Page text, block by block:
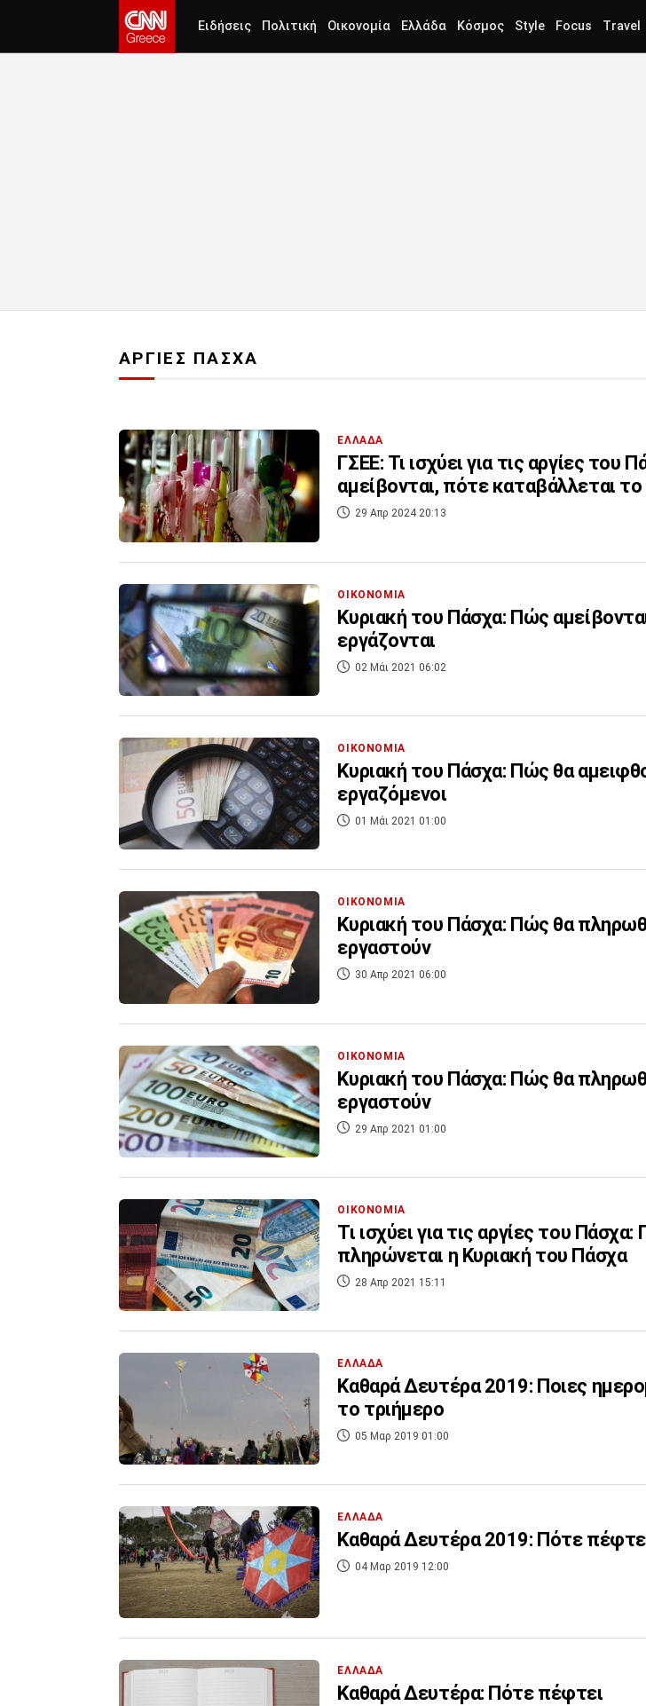
Ειδήσεις Πολιτική Οικονομία Ελλάδα Κόσμος Style Focus Travel
ΑΡΓΙΕΣ ΠΑΣΧΑ
ΕΛΛΑΔΑ
ΓΣΕΕ: Τι ισχύει για τις αργίες του
αμείβονται, πότε καταβάλλεται
29 Απρ 2024 20:13
ΟΙΚΟΝΟΜΙΑ
Κυριακή του Πάσχα: Πώς
εργάζονται
02 Μάι 2021 06:02
ΟΙΚΟΝΟΜΙΑ
Κυριακή του Πάσχα: Πώς θα
εργαζόμενοι
01 Μάι 2021 01:00
ΟΙΚΟΝΟΜΙΑ
Κυριακή του Πάσχα: Πώς θα
εργαστούν
30 Απρ 2021 06:00
ΟΙΚΟΝΟΜΙΑ
Κυριακή του Πάσχα: Πώς θα
εργαστούν
29 Απρ 2021 01:00
ΟΙΚΟΝΟΜΙΑ
Τι ισχύει για τις αργίες του
πληρώνεται η Κυριακή του Πάσχα
28 Απρ 2021 15:11
ΕΛΛΑΔΑ
Καθαρά Δευτέρα 2019: Ποιες
το τριήμερο
05 Μαρ 2019 01:00
ΕΛΛΑΔΑ
Καθαρά Δευτέρα 2019: Πότε
04 Μαρ 2019 12:00
ΕΛΛΑΔΑ
Καθαρά Δευτέρα: Πότε πέφτει